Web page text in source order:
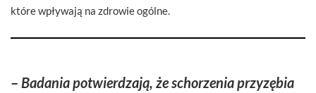
które wpływają na zdrowie ogólne.
– Badania potwierdzają, że schorzenia przyzębia